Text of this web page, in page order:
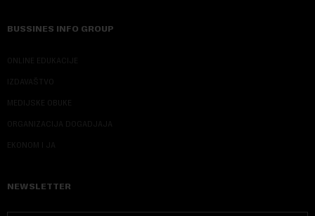
BUSSINES INFO GROUP
ONLINE EDUKACIJE
IZDAVAŠTVO
MEDIJSKE OBUKE
ORGANIZACIJA DOGADJAJA
EKONOM I JA
NEWSLETTER